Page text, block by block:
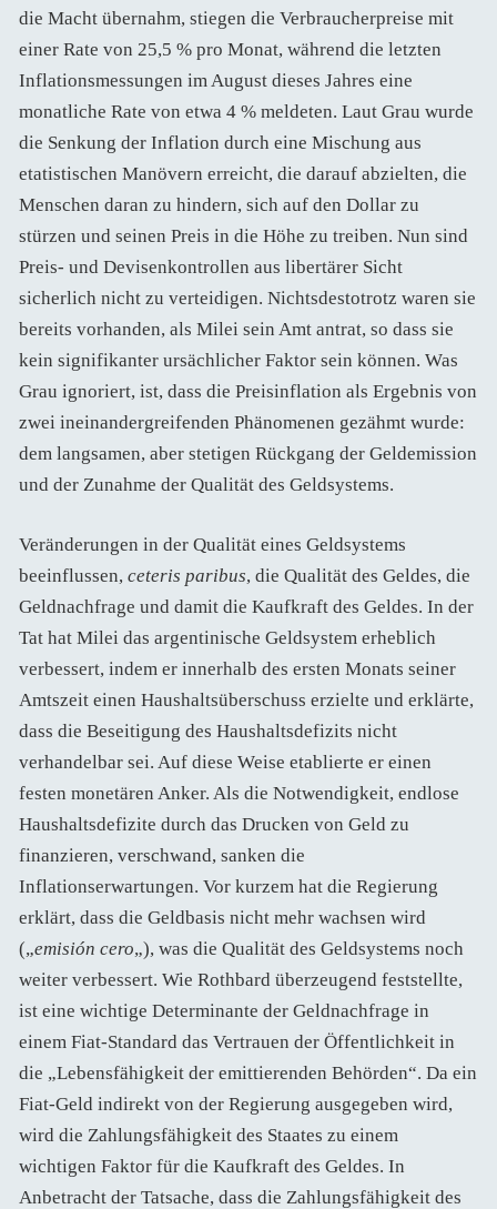
die Macht übernahm, stiegen die Verbraucherpreise mit
einer Rate von 25,5 % pro Monat, während die letzten
Inflationsmessungen im August dieses Jahres eine
monatliche Rate von etwa 4 % meldeten. Laut Grau wurde
die Senkung der Inflation durch eine Mischung aus
etatistischen Manövern erreicht, die darauf abzielten, die
Menschen daran zu hindern, sich auf den Dollar zu
stürzen und seinen Preis in die Höhe zu treiben. Nun sind
Preis- und Devisenkontrollen aus libertärer Sicht
sicherlich nicht zu verteidigen. Nichtsdestotrotz waren sie
bereits vorhanden, als Milei sein Amt antrat, so dass sie
kein signifikanter ursächlicher Faktor sein können. Was
Grau ignoriert, ist, dass die Preisinflation als Ergebnis von
zwei ineinandergreifenden Phänomenen gezähmt wurde:
dem langsamen, aber stetigen Rückgang der Geldemission
und der Zunahme der Qualität des Geldsystems.
Veränderungen in der Qualität eines Geldsystems
beeinflussen, ceteris paribus, die Qualität des Geldes, die
Geldnachfrage und damit die Kaufkraft des Geldes. In der
Tat hat Milei das argentinische Geldsystem erheblich
verbessert, indem er innerhalb des ersten Monats seiner
Amtszeit einen Haushaltsüberschuss erzielte und erklärte,
dass die Beseitigung des Haushaltsdefizits nicht
verhandelbar sei. Auf diese Weise etablierte er einen
festen monetären Anker. Als die Notwendigkeit, endlose
Haushaltsdefizite durch das Drucken von Geld zu
finanzieren, verschwand, sanken die
Inflationserwartungen. Vor kurzem hat die Regierung
erklärt, dass die Geldbasis nicht mehr wachsen wird
(„emisión cero„), was die Qualität des Geldsystems noch
weiter verbessert. Wie Rothbard überzeugend feststellte,
ist eine wichtige Determinante der Geldnachfrage in
einem Fiat-Standard das Vertrauen der Öffentlichkeit in
die „Lebensfähigkeit der emittierenden Behörden“. Da ein
Fiat-Geld indirekt von der Regierung ausgegeben wird,
wird die Zahlungsfähigkeit des Staates zu einem
wichtigen Faktor für die Kaufkraft des Geldes. In
Anbetracht der Tatsache, dass die Zahlungsfähigkeit des